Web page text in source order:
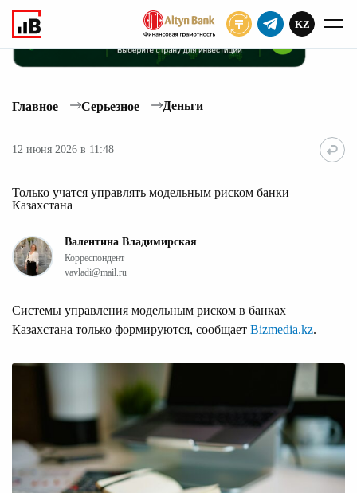
KZ
Главное Серьезное Деньги
12 июня 2026 в 11:48
Только учатся управлять модельным риском банки
Казахстана
Валентина Владимирская
Корреспондент
vavladi@mail.ru
Системы управления модельным риском в банках
Казахстана только формируются, сообщает Bizmedia.kz.